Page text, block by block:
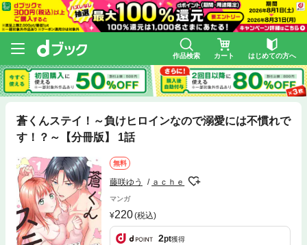
作品検索 カート はじめての方へ
蒼くんステイ！～負けヒロインなので溺愛には不慣れで
す！？～【分冊版】 1話
無料
藤咲ゆう ａｃｈｅ
マンガ
220(税込)
2pt獲得